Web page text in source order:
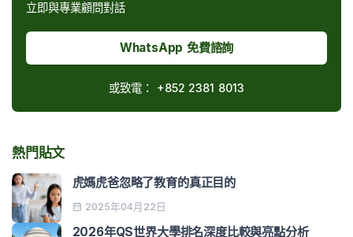
立即與專業顧問對話
WhatsApp 免費諮詢
或致電： +852 2381 8013
熱門貼文
虎媽虎爸忽略了教育的真正目的
2025年04月22日
2026年QS世界大學排名深度比較與亮點分析